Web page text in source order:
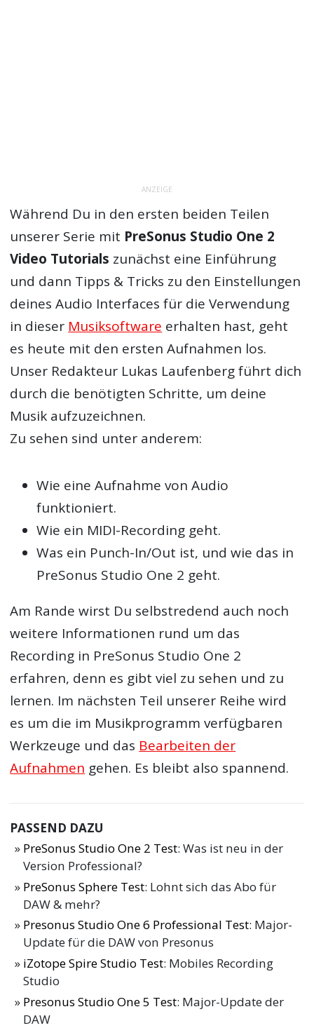
ANZEIGE
Während Du in den ersten beiden Teilen
unserer Serie mit PreSonus Studio One 2
Video Tutorials zunächst eine Einführung
und dann Tipps & Tricks zu den Einstellungen
deines Audio Interfaces für die Verwendung
in dieser Musiksoftware erhalten hast, geht
es heute mit den ersten Aufnahmen los.
Unser Redakteur Lukas Laufenberg führt dich
durch die benötigten Schritte, um deine
Musik aufzuzeichnen.
Zu sehen sind unter anderem:
Wie eine Aufnahme von Audio
funktioniert.
Wie ein MIDI-Recording geht.
Was ein Punch-In/Out ist, und wie das in
PreSonus Studio One 2 geht.
Am Rande wirst Du selbstredend auch noch
weitere Informationen rund um das
Recording in PreSonus Studio One 2
erfahren, denn es gibt viel zu sehen und zu
lernen. Im nächsten Teil unserer Reihe wird
es um die im Musikprogramm verfügbaren
Werkzeuge und das Bearbeiten der
Aufnahmen gehen. Es bleibt also spannend.
PASSEND DAZU
PreSonus Studio One 2 Test: Was ist neu in der
Version Professional?
PreSonus Sphere Test: Lohnt sich das Abo für
DAW & mehr?
Presonus Studio One 6 Professional Test: Major-
Update für die DAW von Presonus
iZotope Spire Studio Test: Mobiles Recording
Studio
Presonus Studio One 5 Test: Major-Update der
DAW